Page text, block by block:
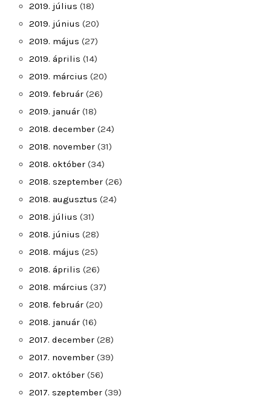
2019. július (18)
2019. június (20)
2019. május (27)
2019. április (14)
2019. március (20)
2019. február (26)
2019. január (18)
2018. december (24)
2018. november (31)
2018. október (34)
2018. szeptember (26)
2018. augusztus (24)
2018. július (31)
2018. június (28)
2018. május (25)
2018. április (26)
2018. március (37)
2018. február (20)
2018. január (16)
2017. december (28)
2017. november (39)
2017. október (56)
2017. szeptember (39)